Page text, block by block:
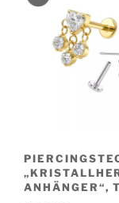
ANHÄNGER“,